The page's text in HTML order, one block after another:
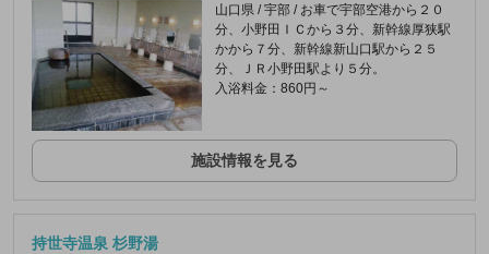
山口県 / 宇部 / お車で宇部空港から２０
分、小野田ＩＣから３分、新幹線厚狭駅
かから７分、新幹線新山口駅から２５
分、ＪＲ小野田駅より５分。
入浴料金：860円～
施設情報を見る
持世寺温泉 杉野湯